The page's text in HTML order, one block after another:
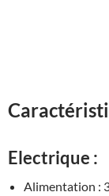
Electrique :
Alimentation :